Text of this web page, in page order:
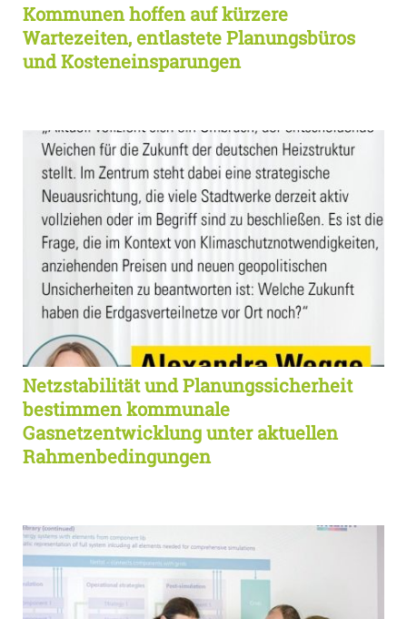
Kommunen hoffen auf kürzere
Wartezeiten, entlastete Planungsbüros
und Kosteneinsparungen
Netzstabilität und Planungssicherheit
bestimmen kommunale
Gasnetzentwicklung unter aktuellen
Rahmenbedingungen